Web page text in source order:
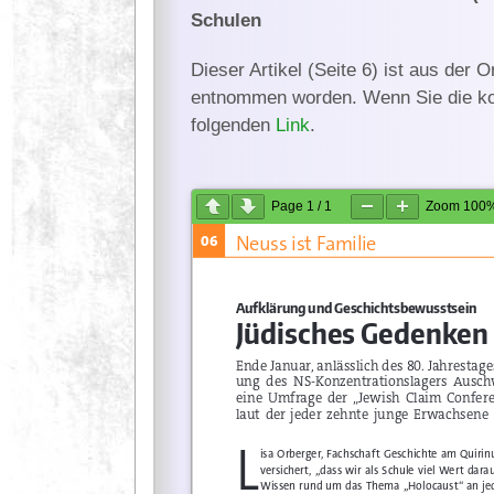
Schulen
Dieser Artikel (Seite 6) ist aus der
entnommen worden. Wenn Sie die
folgenden Link.
Page 1 / 1 Zoom